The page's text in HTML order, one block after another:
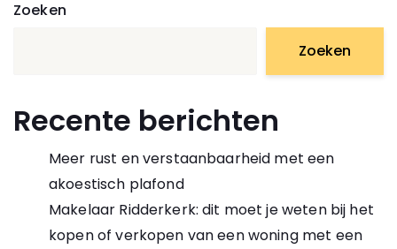
Zoeken
Zoeken
Recente berichten
Meer rust en verstaanbaarheid met een
akoestisch plafond
Makelaar Ridderkerk: dit moet je weten bij het
kopen of verkopen van een woning met een